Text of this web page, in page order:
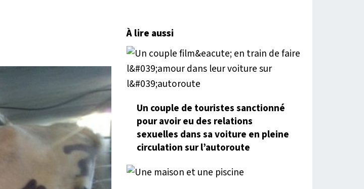
À lire aussi
Un couple de touristes sanctionné
pour avoir eu des relations
sexuelles dans sa voiture en pleine
circulation sur l’autoroute